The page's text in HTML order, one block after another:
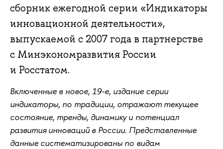
сборник ежегодной серии «Индикаторы
инновационной деятельности»,
выпускаемой с 2007 года в партнерстве
с Минэкономразвития России
и Росстатом.
Включенные в новое, 19-е, издание серии
индикаторы, по традиции, отражают текущее
состояние, тренды, динамику и потенциал
развития инноваций в России. Представленные
данные систематизированы по видам